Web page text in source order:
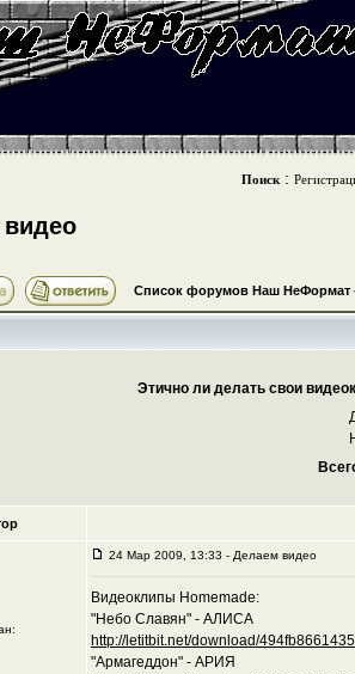
Поиск :
Список форумов Наш НеФормат
Этично ли делать свои
24 Мар 2009, 13:33 - Делаем видео
Видеоклипы Homemade:
"Небо Славян" - АЛИСА
http://letitbit.net/download/
"Армагеддон" - АРИЯ